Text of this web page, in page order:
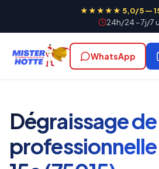
★★★★★ 5,0/5 — 15
24h/24 – 7j/7
WhatsApp
Dégraissage